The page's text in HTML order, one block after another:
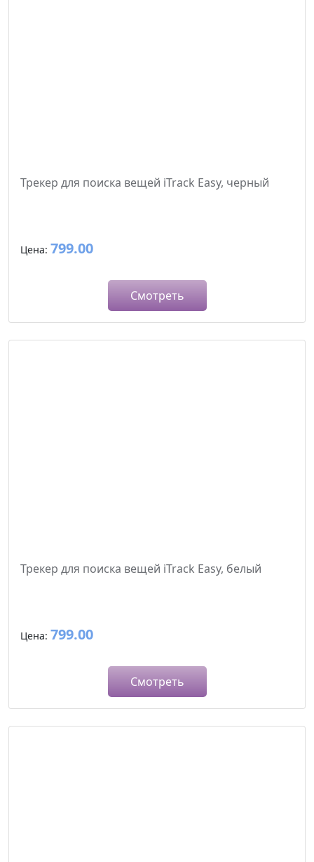
Трекер для поиска вещей iTrack Easy, черный
Цена: 799.00
Смотреть
Трекер для поиска вещей iTrack Easy, белый
Цена: 799.00
Смотреть